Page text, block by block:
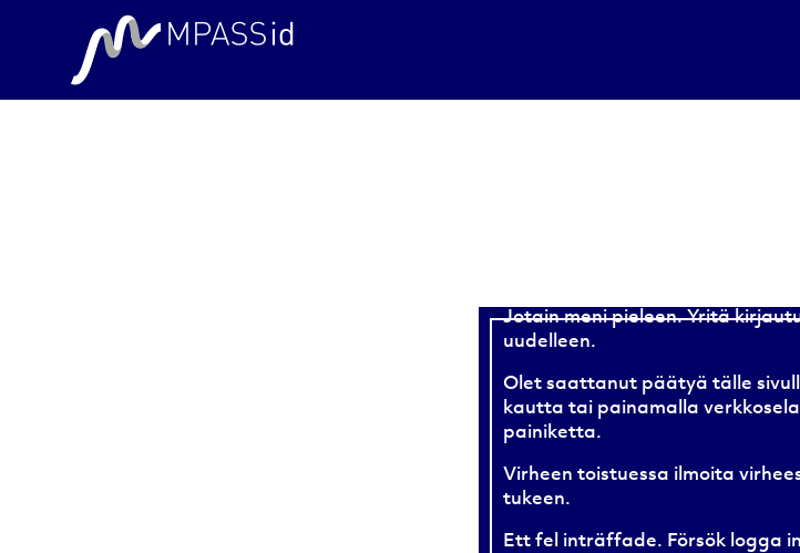
Jotain meni pieleen. Yritä
uudelleen.
Olet saattanut päätyä tälle
kautta tai painamalla
painiketta.
Virheen toistuessa ilmoita
tukeen.
Ett fel inträffade. Försök logga